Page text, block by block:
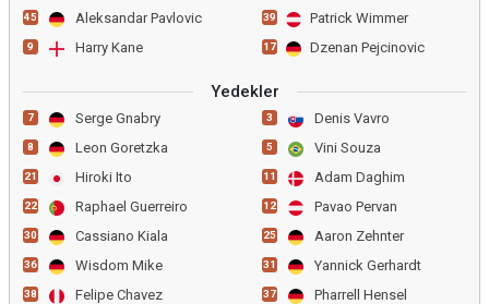
45 Aleksandar Pavlovic
9 Harry Kane
39 Patrick Wimmer
17 Dzenan Pejcinovic
Yedekler
7 Serge Gnabry
8 Leon Goretzka
21 Hiroki Ito
22 Raphael Guerreiro
30 Cassiano Kiala
36 Wisdom Mike
38 Felipe Chavez
3 Denis Vavro
5 Vini Souza
11 Adam Daghim
12 Pavao Pervan
25 Aaron Zehnter
31 Yannick Gerhardt
37 Pharrell Hensel